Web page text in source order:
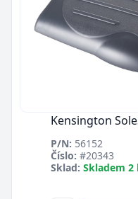
Kensington
P/N: 56152
Číslo: #20343
Sklad: Skladem 2